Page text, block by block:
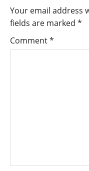
Your email address
fields are marked *
Comment*